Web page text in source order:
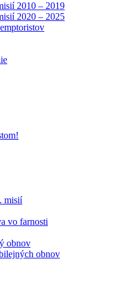
2010 – 2019
2020 – 2025
misií
vo farnosti
obnov
obnov